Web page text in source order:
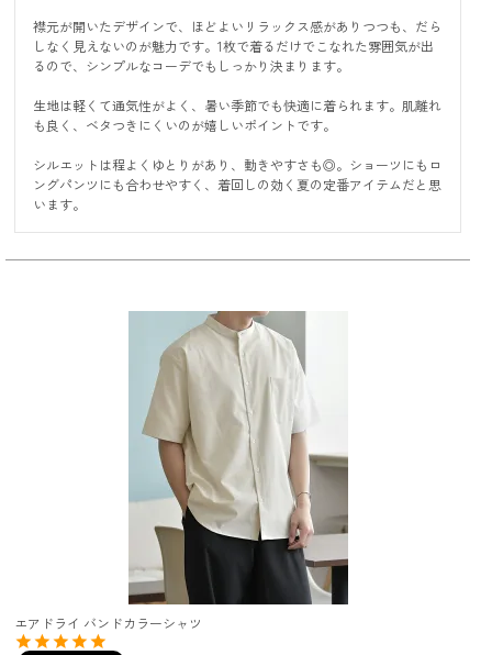
襟元が開いたデザインで、ほどよいリラックス感がありつつも、だら
しなく見えないのが魅力です。1枚で着るだけでこなれた雰囲気が出
るので、シンプルなコーデでもしっかり決まります。
生地は軽くて通気性がよく、暑い季節でも快適に着られます。肌離れ
も良く、ベタつきにくいのが嬉しいポイントです。
シルエットは程よくゆとりがあり、動きやすさも◎。ショーツにもロ
ングパンツにも合わせやすく、着回しの効く夏の定番アイテムだと思
います。
エアドライ バンドカラーシャツ